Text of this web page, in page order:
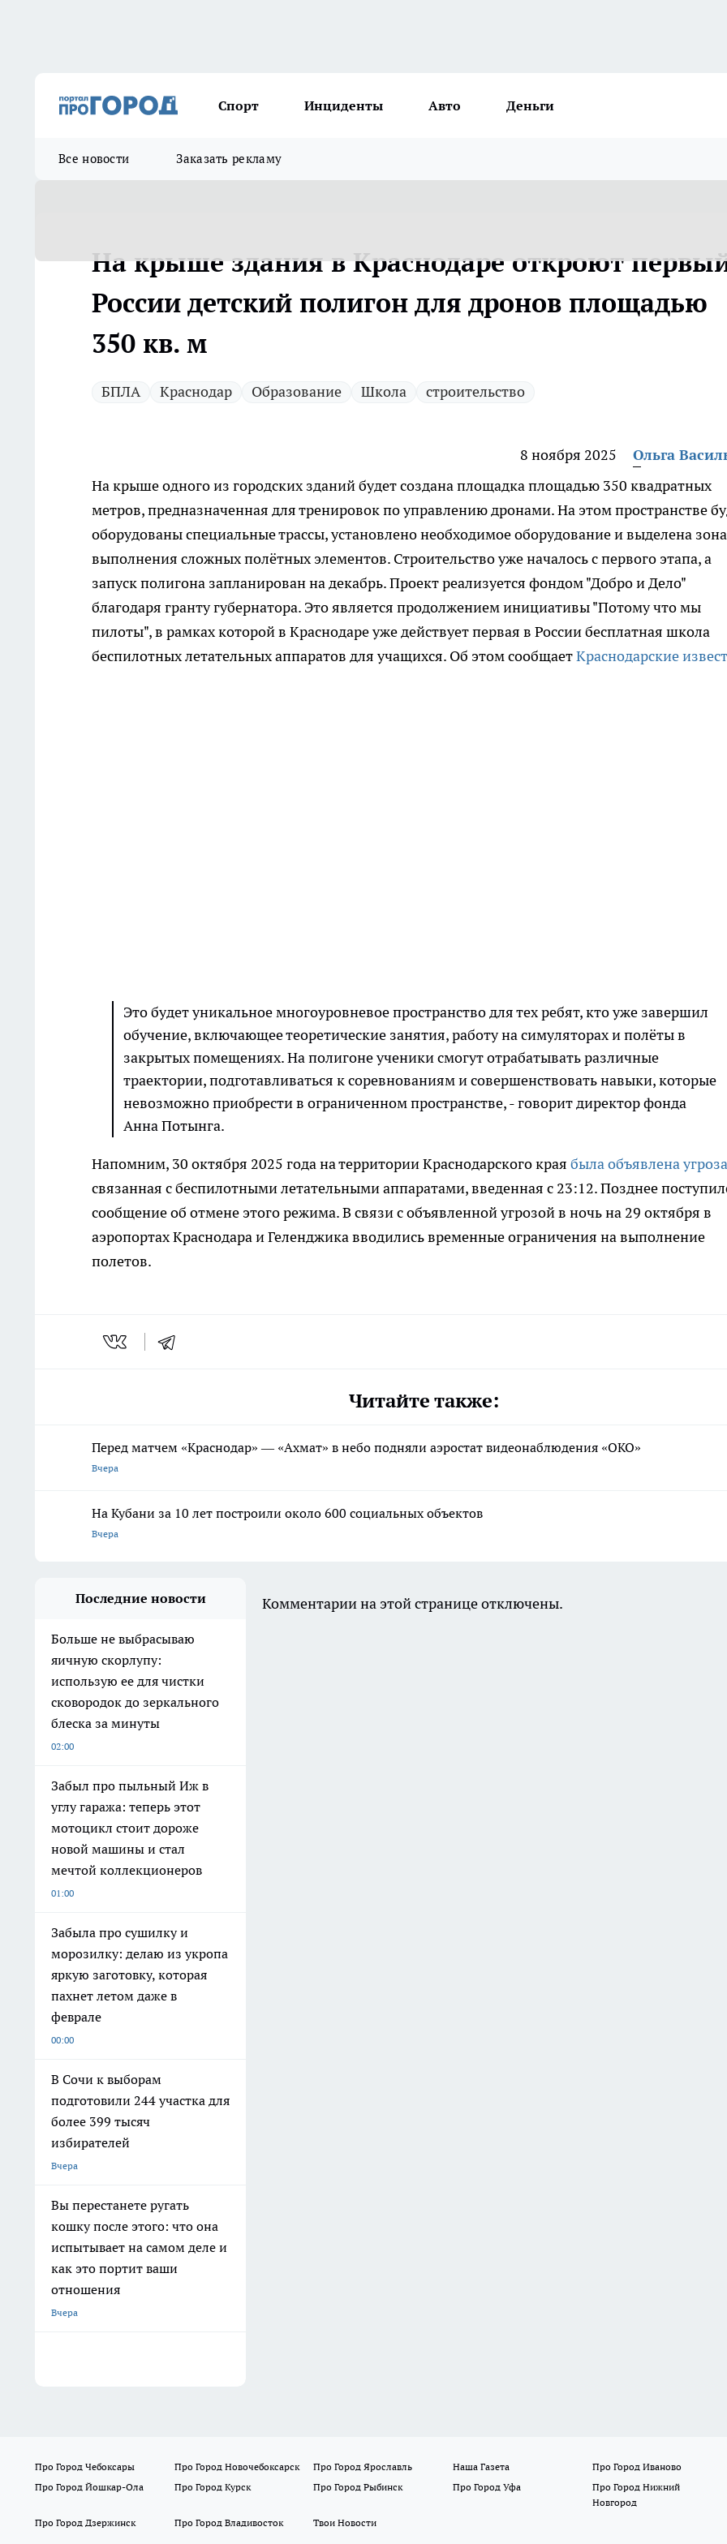
Спорт Инциденты Авто Деньги
Все новости Заказать рекламу
На крыше здания в Краснодаре откроют
России детский полигон для дронов площадью
350 кв. м
БПЛА Краснодар Образование Школа строительство
8 ноября 2025
Ольга
На крыше одного из городских зданий будет создана площадка площадью 350 квадратных
метров, предназначенная для тренировок по управлению дронами. На этом пространстве
оборудованы специальные трассы, установлено необходимое оборудование и выделена
выполнения сложных полётных элементов. Строительство уже началось с первого этапа, а
запуск полигона запланирован на декабрь. Проект реализуется фондом "Добро и Дело"
благодаря гранту губернатора. Это является продолжением инициативы "Потому что мы
пилоты", в рамках которой в Краснодаре уже действует первая в России бесплатная школа
беспилотных летательных аппаратов для учащихся. Об этом сообщаетКраснодарские
Это будет уникальное многоуровневое пространство для тех ребят, кто уже завершил
обучение, включающее теоретические занятия, работу на симуляторах и полёты в
закрытых помещениях. На полигоне ученики смогут отрабатывать различные
траектории, подготавливаться к соревнованиям и совершенствовать навыки, которые
невозможно приобрести в ограниченном пространстве, - говорит директор фонда
Анна Потынга.
Напомним, 30 октября 2025 года на территории Краснодарского края была объявлена угроза
связанная с беспилотными летательными аппаратами, введенная с 23:12. Позднее
сообщение об отмене этого режима. В связи с объявленной угрозой в ночь на 29 октября в
аэропортах Краснодара и Геленджика вводились временные ограничения на выполнение
полетов.
Читайте также:
Перед матчем «Краснодар» — «Ахмат» в небо подняли аэростат видеонаблюдения «ОКО»
Вчера
На Кубани за 10 лет построили около 600 социальных объектов
Вчера
Последние новости
Больше не выбрасываю
яичную скорлупу:
использую ее для чистки
сковородок до зеркального
блеска за минуты
02:00
Забыл про пыльный Иж в
углу гаража: теперь этот
мотоцикл стоит дороже
новой машины и стал
мечтой коллекционеров
01:00
Забыла про сушилку и
морозилку: делаю из укропа
яркую заготовку, которая
пахнет летом даже в
феврале
00:00
В Сочи к выборам
подготовили 244 участка для
более 399 тысяч
избирателей
Вчера
Вы перестанете ругать
кошку после этого: что она
испытывает на самом деле и
как это портит ваши
отношения
Вчера
Комментарии на этой странице отключены.
Про Город Чебоксары Про Город Новочебоксарск Про Город Ярославль Наша Газета
Про Город Иваново
Про Город Йошкар-Ола
Про Город Курск Про Город Рыбинск Про Город Уфа
Про Город Нижний
Новгород
Про Город Дзержинск
Про Город Владивосток Твои Новости